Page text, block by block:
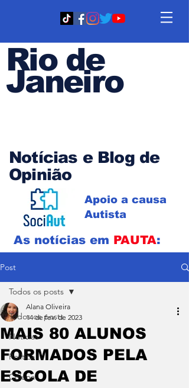
Rio de
Janeiro
Notícias e Blog de
Opinião
Apoio a causa
Autista
As notícias em PAUTA:
Post
Todos os posts
Notícias
Política
Coluna
Todos os posts
MAIS 80 ALUNOS
FORMADOS PELA
ESCOLA DE
Alana Oliveira
14 de fev. de 2023